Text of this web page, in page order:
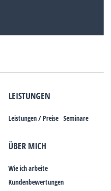
LEISTUNGEN
Leistungen / Preise Seminare
ÜBER MICH
Wie ich arbeite
Kundenbewertungen